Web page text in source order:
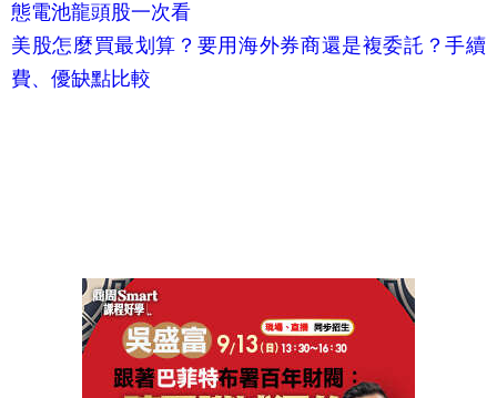
態電池龍頭股一次看
美股怎麼買最划算？要用海外券商還是複委託？手續
費、優缺點比較